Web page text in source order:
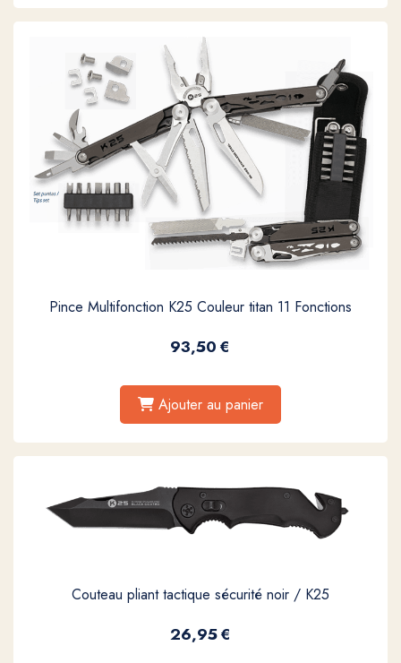
Pince Multifonction K25 Couleur titan 11 Fonctions
93,50€
Ajouter au panier
Couteau pliant tactique sécurité noir / K25
26,95€